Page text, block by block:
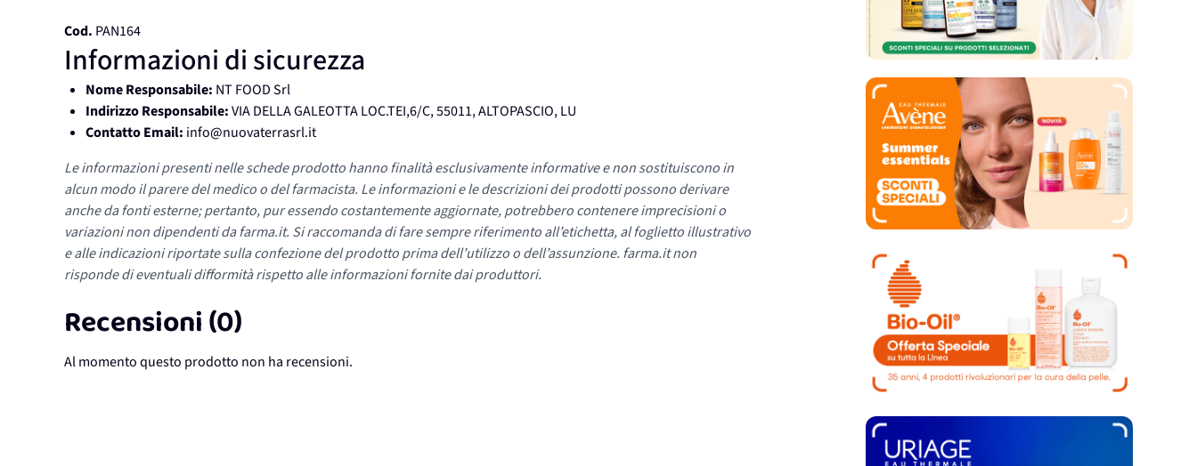
Cod. PAN164
Informazioni di sicurezza
Nome Responsabile: NT FOOD Srl
Indirizzo Responsabile:VIA DELLA GALEOTTA LOC.TEI,6/C, 55011, ALTOPASCIO, LU
Contatto Email: info@nuovaterrasrl.it
Le informazioni presenti nelle schede prodotto hanno finalità esclusivamente informative e non sostituiscono in
alcun modo il parere del medico o del farmacista. Le informazioni e le descrizioni dei prodotti possono derivare
anche da fonti esterne; pertanto, pur essendo costantemente aggiornate, potrebbero contenere imprecisioni o
variazioni non dipendenti da farma.it. Si raccomanda di fare sempre riferimento all’etichetta, al foglietto illustrativo
e alle indicazioni riportate sulla confezione del prodotto prima dell’utilizzo o dell’assunzione. farma.it non
risponde di eventuali difformità rispetto alle informazioni fornite dai produttori.
Recensioni (0)
Al momento questo prodotto non ha recensioni.